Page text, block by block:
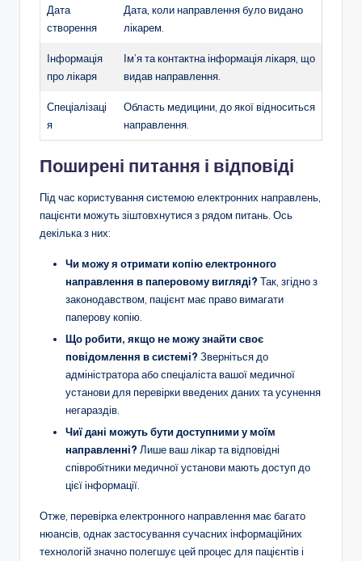
Дата
створення
Дата, коли направлення було видано
лікарем.
Інформація
про лікаря
Ім’я та контактна інформація лікаря, що
видав направлення.
Спеціалізаці
я
Область медицини, до якої відноситься
направлення.
Поширені питання і відповіді
Під час користування системою електронних направлень,
пацієнти можуть зіштовхнутися з рядом питань. Ось
декілька з них:
Чи можу я отримати копію електронного
направлення в паперовому вигляді? Так, згідно з
законодавством, пацієнт має право вимагати
паперову копію.
Що робити, якщо не можу знайти своє
повідомлення в системі? Зверніться до
адміністратора або спеціаліста вашої медичної
установи для перевірки введених даних та усунення
негараздів.
Чиї дані можуть бути доступними у моїм
направленні? Лише ваш лікар та відповідні
співробітники медичної установи мають доступ до
цієї інформації.
Отже, перевірка електронного направлення має багато
нюансів, однак застосування сучасних інформаційних
технологій значно полегшує цей процес для пацієнтів і